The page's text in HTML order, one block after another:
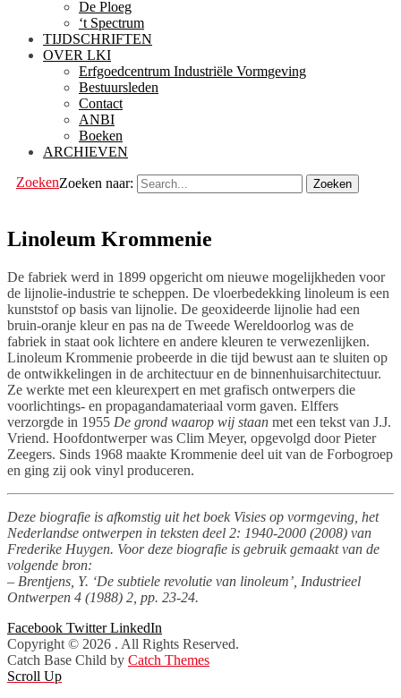
De Ploeg
‘t Spectrum
TIJDSCHRIFTEN
OVER LKI
Erfgoedcentrum Industriële Vormgeving
Bestuursleden
Contact
ANBI
Boeken
ARCHIEVEN
ZoekenZoeken naar:
Linoleum Krommenie
De fabriek werd in 1899 opgericht om nieuwe mogelijkheden voor
de lijnolie-industrie te scheppen. De vloerbedekking linoleum is een
kunststof op basis van lijnolie. De geoxideerde lijnolie had een
bruin-oranje kleur en pas na de Tweede Wereldoorlog was de
fabriek in staat ook lichtere en andere kleuren te verwezenlijken.
Linoleum Krommenie probeerde in die tijd bewust aan te sluiten op
de ontwikkelingen in de architectuur en de binnenhuisarchitectuur.
Ze werkte met een kleurexpert en met grafisch ontwerpers die
voorlichtings- en propagandamateriaal vorm gaven. Elffers
verzorgde in 1955 De grond waarop wij staan met een tekst van J.J.
Vriend. Hoofdontwerper was Clim Meyer, opgevolgd door Pieter
Zeegers. Sinds 1968 maakte Krommenie deel uit van de Forbogroep
en ging zij ook vinyl produceren.
Deze biografie is afkomstig uit het boek Visies op vormgeving, het
Nederlandse ontwerpen in teksten deel 2: 1940-2000 (2008) van
Frederike Huygen. Voor deze biografie is gebruik gemaakt van de
volgende bron:
– Brentjens, Y. ‘De subtiele revolutie van linoleum’, Industrieel
Ontwerpen 4 (1988) 2, pp. 23-24.
Facebook Twitter LinkedIn
Copyright © 2026 . All Rights Reserved.
Catch Base Child by Catch Themes
Scroll Up